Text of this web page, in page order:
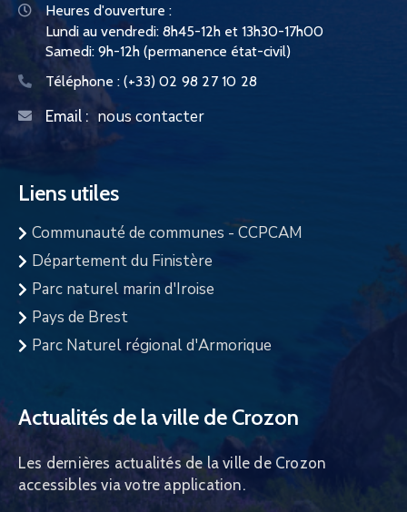
Heures d'ouverture :
Lundi au vendredi: 8h45-12h et 13h30-17h00
Samedi: 9h-12h (permanence état-civil)
Téléphone : (+33) 02 98 27 10 28
Email : nous contacter
Liens utiles
Communauté de communes - CCPCAM
Département du Finistère
Parc naturel marin d'Iroise
Pays de Brest
Parc Naturel régional d'Armorique
Actualités de la ville de Crozon
Les dernières actualités de la ville de Crozon
accessibles via votre application.